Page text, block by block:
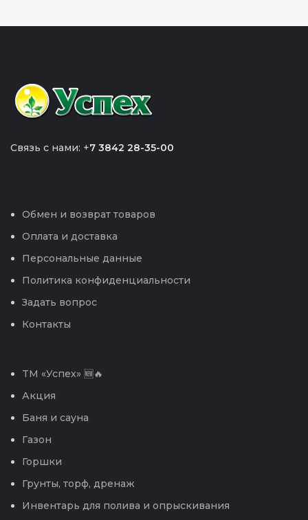
Связь с нами: +7 3842 28-35-00
Обмен и возврат товаров
Оплата и доставка
Персональные данные
Политика конфиденциальности
Задать вопрос
Контакты
TM «Успех» 🆕🔥
Акция
Баня и сауна
Газон
Горшки
Грунты, торф, дренаж
Инвентарь для полива и опрыскивания